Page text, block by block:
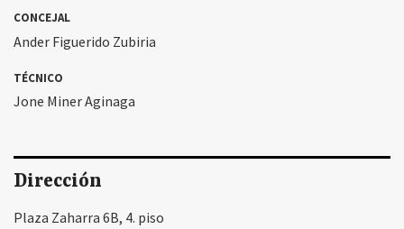
CONCEJAL
Ander Figuerido Zubiria
TÉCNICO
Jone Miner Aginaga
Dirección
Plaza Zaharra 6B, 4. piso